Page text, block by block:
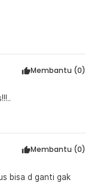
Membantu (0)
Membantu (0)
bisa d ganti gak